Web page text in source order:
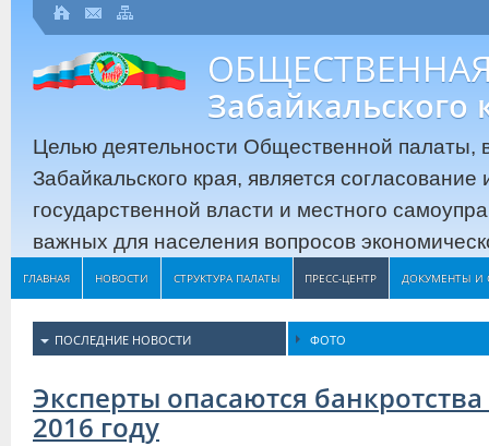
Забайкальского
Целью деятельности Общественной палаты,
Забайкальского края, является
государственной власти и местного
важных для населения вопросов
ГЛАВНАЯ НОВОСТИ СТРУКТУРА ПАЛАТЫ ПРЕСС-ЦЕНТР ДОКУМЕНТЫ И
ПОСЛЕДНИЕ НОВОСТИ ФОТО
Эксперты опасаются
2016 году